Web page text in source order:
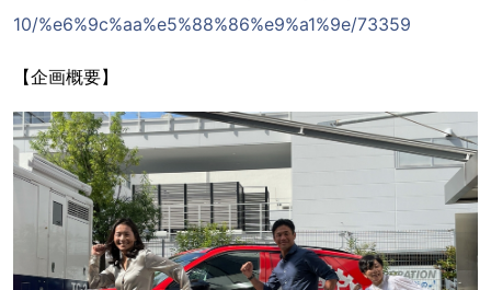
10/%e6%9c%aa%e5%88%86%e9%a1%9e/73359
【企画概要】